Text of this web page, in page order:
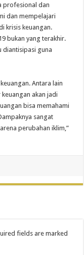
profesional dan
dan mempelajari
krisis keuangan.
bukan yang terakhir.
diantisipasi guna
Antara lain
akan jadi
bisa memahami
sangat
perubahan iklim,”
fields are marked